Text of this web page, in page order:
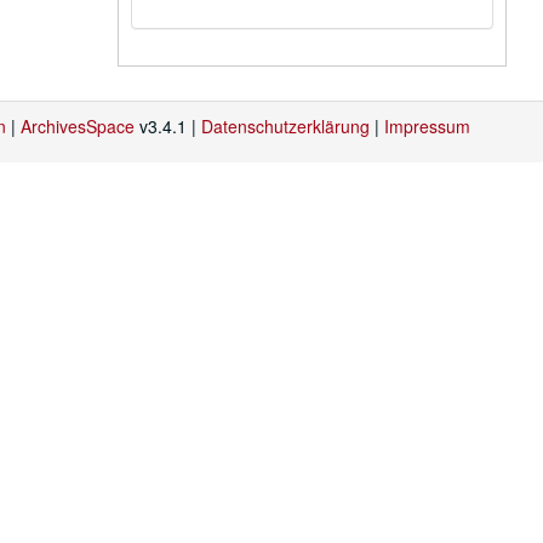
| ArchivesSpace v3.4.1 | Datenschutzerklärung | Impressum